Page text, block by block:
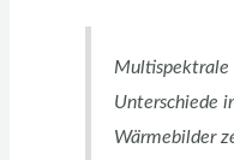
Multispektrale
Unterschiede
Wärmebilder